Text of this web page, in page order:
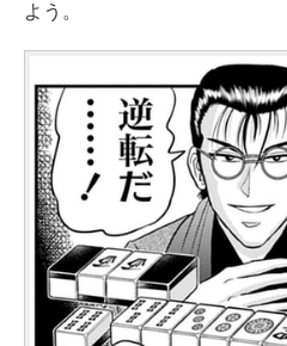
よう。